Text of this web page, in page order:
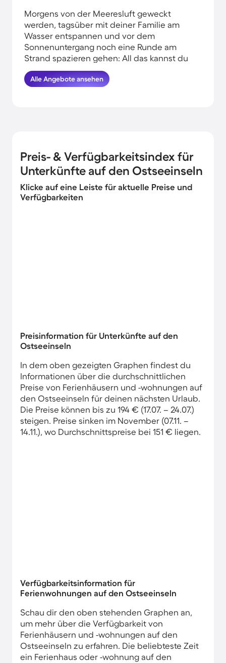
Morgens von der Meeresluft geweckt
werden, tagsüber mit deiner Familie am
Wasser entspannen und vor dem
Sonnenuntergang noch eine Runde am
Strand spazieren gehen: All das kannst du
erleben, wenn du deinen Urlaub am
Wasser auf den Ostseeinseln verbringst.
Alle Angebote ansehen
Preis- & Verfügbarkeitsindex für
Unterkünfte auf den Ostseeinseln
Klicke auf eine Leiste für aktuelle Preise und
Verfügbarkeiten
Preisinformation für Unterkünfte auf den
Ostseeinseln
In dem oben gezeigten Graphen findest du
Informationen über die durchschnittlichen
Preise von Ferienhäusern und -wohnungen auf
den Ostseeinseln für deinen nächsten Urlaub.
Die Preise können bis zu 194 € (17.07. – 24.07.)
steigen. Preise sinken im November (07.11. –
14.11.), wo Durchschnittspreise bei 151 € liegen.
Verfügbarkeitsinformation für
Ferienwohnungen auf den Ostseeinseln
Schau dir den oben stehenden Graphen an,
um mehr über die Verfügbarkeit von
Ferienhäusern und -wohnungen auf den
Ostseeinseln zu erfahren. Die beliebteste Zeit
ein Ferienhaus oder -wohnung auf den